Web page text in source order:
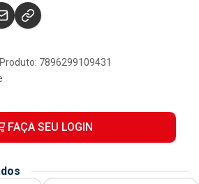
7896299109431
FAÇA SEU LOGIN